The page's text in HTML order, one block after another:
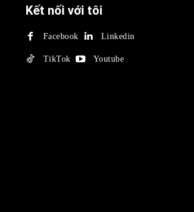
Kết nối với tôi
Facebook Linkedin
TikTok Youtube